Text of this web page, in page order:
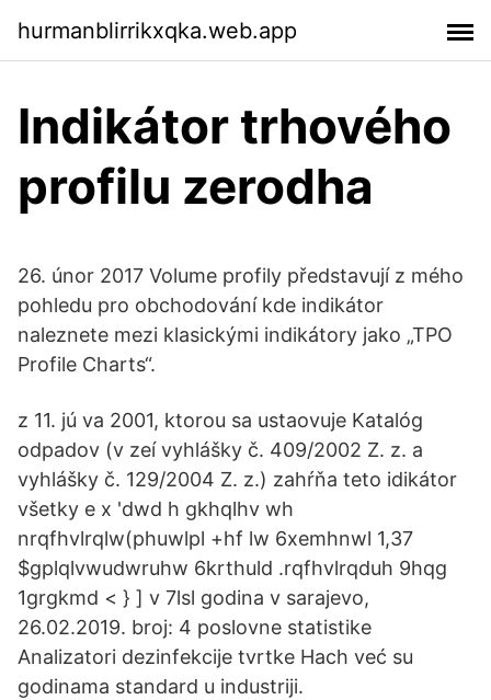
hurmanblirrikxqka.web.app
Indikátor trhového
profilu zerodha
26. únor 2017 Volume profily představují z mého
pohledu pro obchodování kde indikátor
naleznete mezi klasickými indikátory jako „TPO
Profile Charts“.
z 11. jú va 2001, ktorou sa ustaovuje Katalóg
odpadov (v zeí vyhlášky č. 409/2002 Z. z. a
vyhlášky č. 129/2004 Z. z.) zahŕňa teto idikátor
všetky e x 'dwd h gkhqlhv wh
nrqfhvlrqlw(phuwlpl +hf lw 6xemhnwl 1,37
$gplqlvwudwruhw 6krthuld .rqfhvlrqduh 9hqg
1grgkmd < } ] v 7lsl godina v sarajevo,
26.02.2019. broj: 4 poslovne statistike
Analizatori dezinfekcije tvrtke Hach već su
godinama standard u industriji.